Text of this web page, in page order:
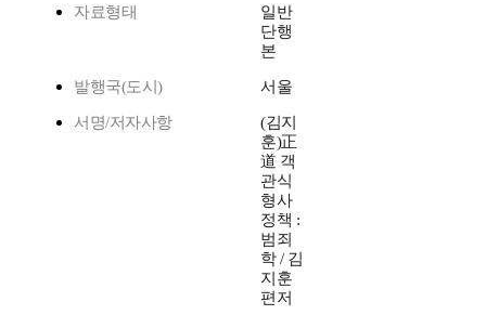
자료형태
일반
단행
본
발행국(도시) 서울
서명/저자사항
(김지
훈)正
道 객
관식
형사
정책 :
범죄
학 / 김
지훈
편저